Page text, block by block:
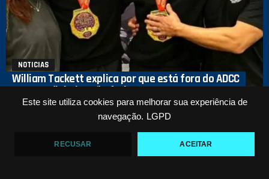
Este site utiliza cookies para melhorar sua experiência de
navegação. LGPD
RECUSAR ACEITAR
NOTICIAS
William Tackett explica por que está fora do ADCC
2026: “o dinheiro não fecha”
LEIA MAIS
Gordon Ryan topa luta contra Kron Gracie: “Podemos